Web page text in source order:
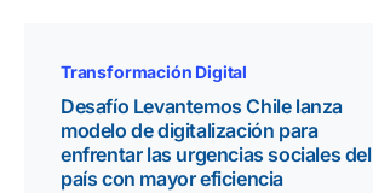
Transformación Digital
Desafío Levantemos Chile lanza
modelo de digitalización para
enfrentar las urgencias sociales del
país con mayor eficiencia